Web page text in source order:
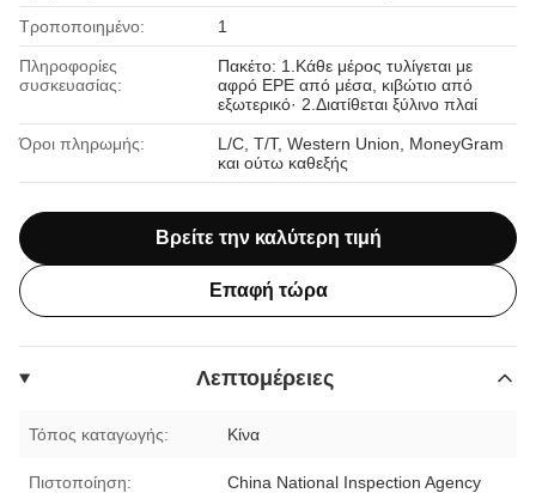
Τροποποιημένο: 1
Πληροφορίες
συσκευασίας:
Πακέτο: 1.Κάθε μέρος τυλίγεται με
αφρό EPE από μέσα, κιβώτιο από
εξωτερικό· 2.Διατίθεται ξύλινο πλαί
Όροι πληρωμής:
L/C, T/T, Western Union, MoneyGram
και ούτω καθεξής
Βρείτε την καλύτερη τιμή
Επαφή τώρα
Λεπτομέρειες
Τόπος καταγωγής: Κίνα
Πιστοποίηση: China National Inspection Agency